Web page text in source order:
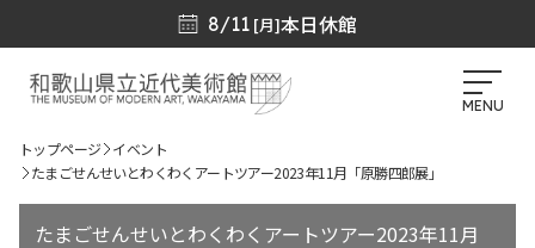
8/11 [月]本日休館
MENU
トップページ
イベント
たまごせんせいとわくわくアートツアー2023年11月「原勝四郎展」
たまごせんせいとわくわくアートツアー2023年11月